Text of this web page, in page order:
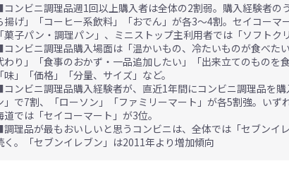
ンビニ調理品週1回以上購入者は全体の2割弱。購入経験者の
揚げ」「コーヒー系飲料」「おでん」が各3～4割。セイコー
菓子パン・調理パン」、ミニストップ主利用者では「ソフトク
ンビニ調理品購入場面は「温かいもの、冷たいものが食べた
わり」「食事のおかず・一品追加したい」「出来立てのもの
味」「価格」「分量、サイズ」など。
ンビニ調理品購入経験者が、直近1年間にコンビニ調理品を
」で7割、「ローソン」「ファミリーマート」が各5割強。い
道では「セイコーマート」が3位。
理品が最もおいしいと思うコンビニは、全体では「セブンイ
く。「セブンイレブン」は2011年より増加傾向